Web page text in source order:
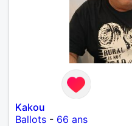
Kakou
Ballots - 66 ans